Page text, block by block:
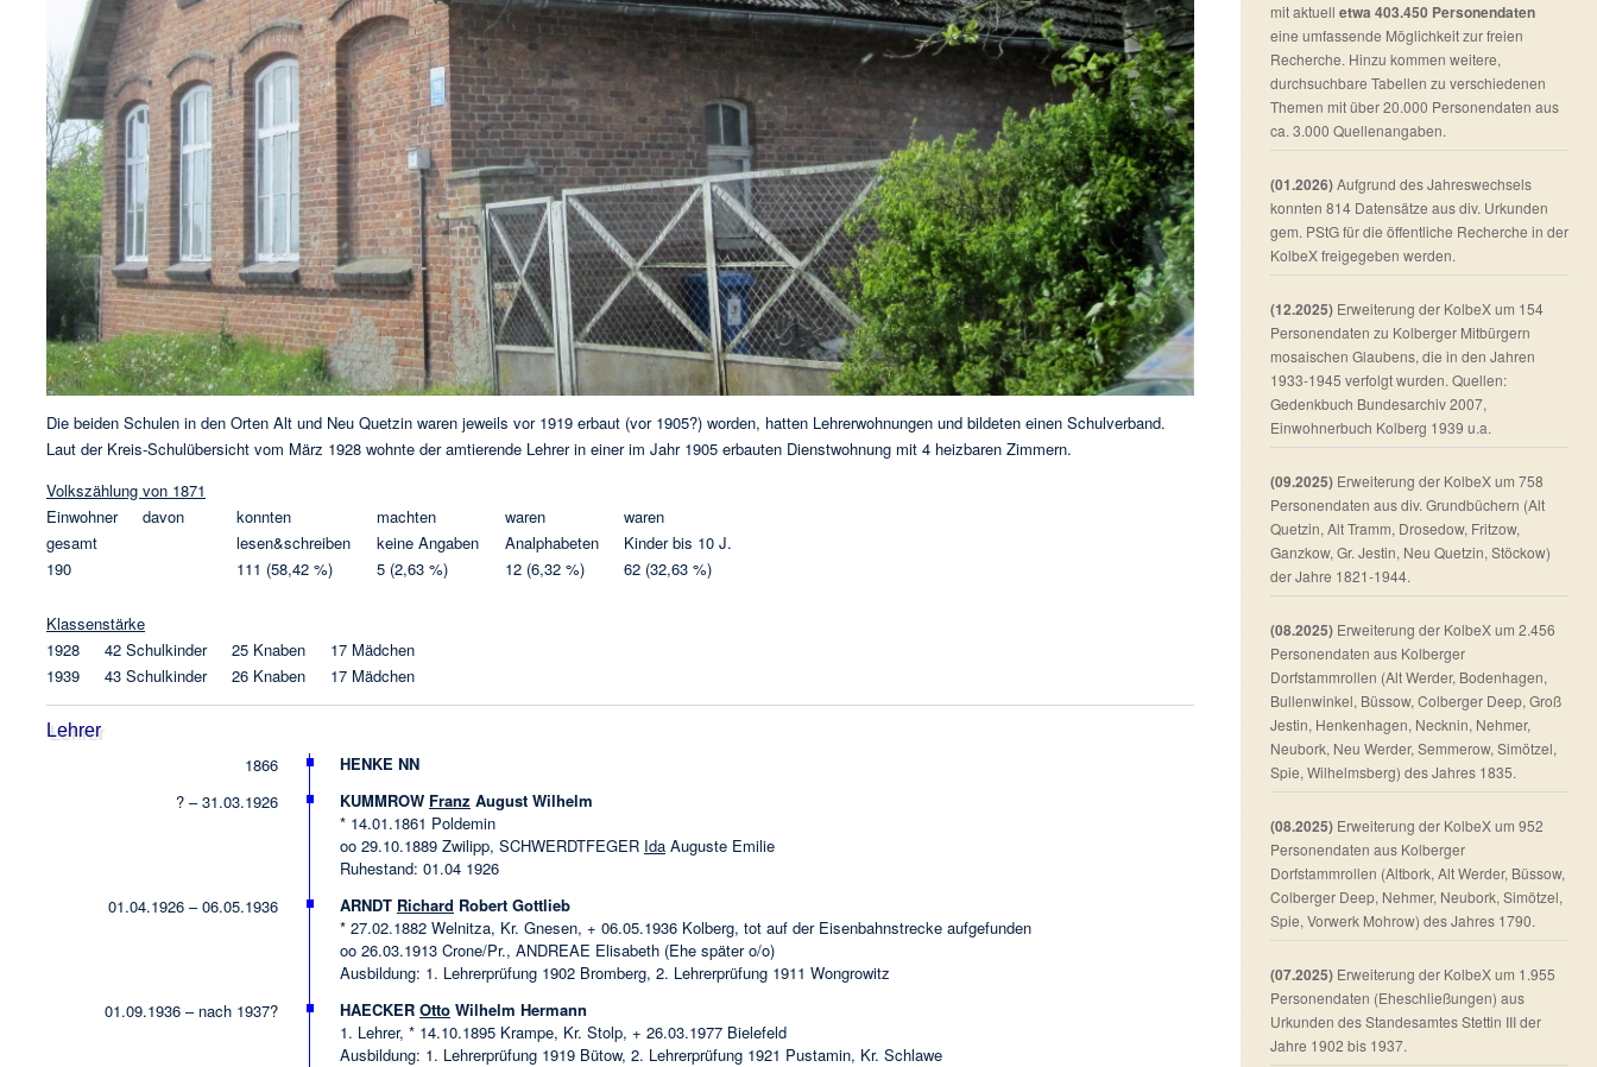
Die beiden Schulen in den Orten Alt und Neu Quetzin waren jeweils vor 1919 erbaut (vor 1905?) worden, hatten Lehrerwohnungen und bildeten einen Schulverband.
Laut der Kreis-Schulübersicht vom März 1928 wohnte der amtierende Lehrer in einer im Jahr 1905 erbauten Dienstwohnung mit 4 heizbaren Zimmern.
Volkszählung von 1871
Einwohner davon
gesamt
konnten
lesen&schreiben
machten
keine Angaben
waren
Analphabeten
waren
Kinder bis 10 J.
190
111 (58,42 %) 5 (2,63 %) 12 (6,32 %) 62 (32,63 %)
Klassenstärke
1928 42 Schulkinder 25 Knaben 17 Mädchen
1939 43 Schulkinder 26 Knaben 17 Mädchen
Lehrer
1866
HENKE NN
? – 31.03.1926
KUMMROW Franz August Wilhelm
* 14.01.1861 Poldemin
oo 29.10.1889 Zwilipp, SCHWERDTFEGER Ida Auguste Emilie
Ruhestand: 01.04 1926
01.04.1926 – 06.05.1936
ARNDT Richard Robert Gottlieb
* 27.02.1882 Welnitza, Kr. Gnesen, + 06.05.1936 Kolberg, tot auf der Eisenbahnstrecke aufgefunden
oo 26.03.1913 Crone/Pr., ANDREAE Elisabeth (Ehe später o/o)
Ausbildung: 1. Lehrerprüfung 1902 Bromberg, 2. Lehrerprüfung 1911 Wongrowitz
01.09.1936 – nach 1937?
HAECKER Otto Wilhelm Hermann
1. Lehrer, * 14.10.1895 Krampe, Kr. Stolp, + 26.03.1977 Bielefeld
Ausbildung: 1. Lehrerprüfung 1919 Bütow, 2. Lehrerprüfung 1921 Pustamin, Kr. Schlawe
mit aktuell etwa 403.450 Personendaten
eine umfassende Möglichkeit zur freien
Recherche. Hinzu kommen weitere,
durchsuchbare Tabellen zu verschiedenen
Themen mit über 20.000 Personendaten aus
ca. 3.000 Quellenangaben.
(01.2026)Aufgrund des Jahreswechsels
konnten 814 Datensätze aus div. Urkunden
gem. PStG für die öffentliche Recherche in der
KolbeX freigegeben werden.
(12.2025) Erweiterung der KolbeX um 154
Personendaten zu Kolberger Mitbürgern
mosaischen Glaubens, die in den Jahren
1933-1945 verfolgt wurden. Quellen:
Gedenkbuch Bundesarchiv 2007,
Einwohnerbuch Kolberg 1939 u.a.
(09.2025) Erweiterung der KolbeX um 758
Personendaten aus div. Grundbüchern (Alt
Quetzin, Alt Tramm, Drosedow, Fritzow,
Ganzkow, Gr. Jestin, Neu Quetzin, Stöckow)
der Jahre 1821-1944.
(08.2025) Erweiterung der KolbeX um 2.456
Personendaten aus Kolberger
Dorfstammrollen (Alt Werder, Bodenhagen,
Bullenwinkel, Büssow, Colberger Deep, Groß
Jestin, Henkenhagen, Necknin, Nehmer,
Neubork, Neu Werder, Semmerow, Simötzel,
Spie, Wilhelmsberg) des Jahres 1835.
(08.2025) Erweiterung der KolbeX um 952
Personendaten aus Kolberger
Dorfstammrollen (Altbork, Alt Werder, Büssow,
Colberger Deep, Nehmer, Neubork, Simötzel,
Spie, Vorwerk Mohrow) des Jahres 1790.
(07.2025) Erweiterung der KolbeX um 1.955
Personendaten (Eheschließungen) aus
Urkunden des Standesamtes Stettin III der
Jahre 1902 bis 1937.